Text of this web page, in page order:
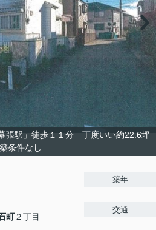
駅」徒歩１１分 丁度いい約22.6坪
条件なし
町２丁目
築年
交通